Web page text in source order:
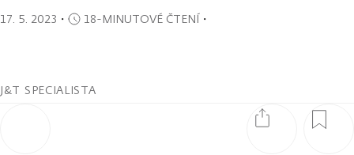
17. 5. 2023 ・ 18-MINUTOVÉ ČTENÍ・
J&T SPECIALISTA